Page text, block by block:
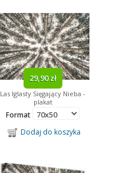
29,90 zł
Las Iglasty Sięgający Nieba -
plakat
Format
Dodaj do koszyka